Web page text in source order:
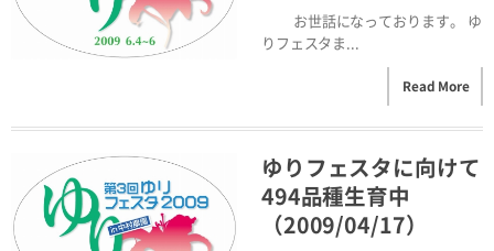
お世話になっております。 ゆ
りフェスタま...
Read More
ゆりフェスタに向けて
494品種生育中
（2009/04/17）